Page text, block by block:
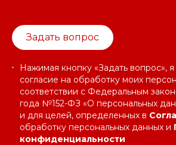
Задать вопрос
Нажимая кнопку «Задать вопрос»,
согласие на обработку моих
соответствии с Федеральным
года №152-ФЗ «О персональных
и для целей, определенных в
обработку персональных данных и
конфиденциальности